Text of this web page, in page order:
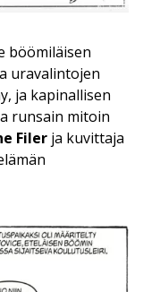
böömiläisen
uravalintojen
ja kapinallisen
runsain mitoin
Filer ja kuvittaja